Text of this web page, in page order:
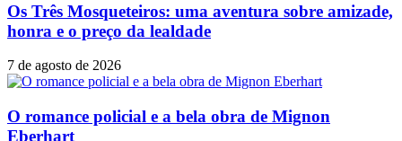
Os Três Mosqueteiros: uma aventura sobre amizade,
honra e o preço da lealdade
7 de agosto de 2026
O romance policial e a bela obra de Mignon
Eberhart